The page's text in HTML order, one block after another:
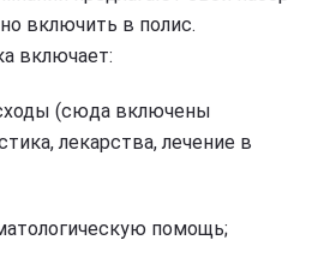
включить в полис.
включает:
(сюда включены
лекарства, лечение в
помощь;